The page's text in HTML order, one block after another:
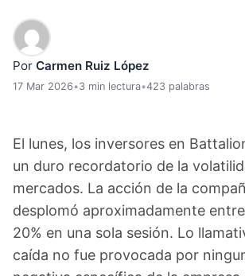
Por Carmen Ruiz López
17 Mar 2026•3 min lectura•423 palabras
El lunes, los inversores en
un duro recordatorio de la
mercados. La acción de la
desplomó aproximadamente
20% en una sola sesión. Lo
caída no fue provocada por